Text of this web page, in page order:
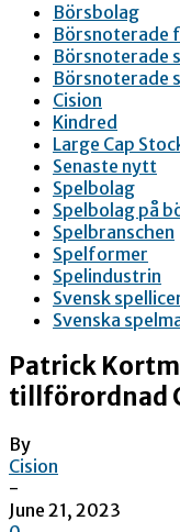
Börsbolag
Börsnoterade
Börsnoterade
Börsnoterade
Cision
Kindred
Large Cap
Senaste nytt
Spelbolag
Spelbolag på
Spelbranschen
Spelformer
Spelindustrin
Svensk
Svenska
Patrick
tillförordnad
By
Cision
-
June 21, 2023